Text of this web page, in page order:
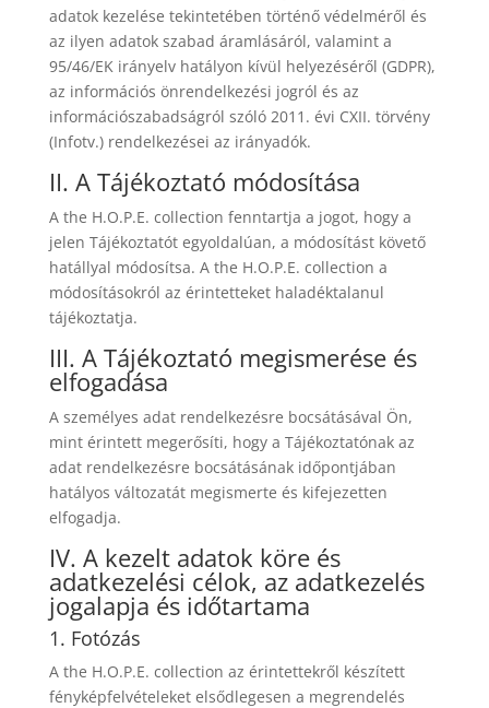
adatok kezelése tekintetében történő védelméről és
az ilyen adatok szabad áramlásáról, valamint a
95/46/EK irányelv hatályon kívül helyezéséről (GDPR),
az információs önrendelkezési jogról és az
információszabadságról szóló 2011. évi CXII. törvény
(Infotv.) rendelkezései az irányadók.
II. A Tájékoztató módosítása
A the H.O.P.E. collection fenntartja a jogot, hogy a
jelen Tájékoztatót egyoldalúan, a módosítást követő
hatállyal módosítsa. A the H.O.P.E. collection a
módosításokról az érintetteket haladéktalanul
tájékoztatja.
III. A Tájékoztató megismerése és
elfogadása
A személyes adat rendelkezésre bocsátásával Ön,
mint érintett megerősíti, hogy a Tájékoztatónak az
adat rendelkezésre bocsátásának időpontjában
hatályos változatát megismerte és kifejezetten
elfogadja.
IV. A kezelt adatok köre és
adatkezelési célok, az adatkezelés
jogalapja és időtartama
1. Fotózás
A the H.O.P.E. collection az érintettekről készített
fényképfelvételeket elsődlegesen a megrendelés